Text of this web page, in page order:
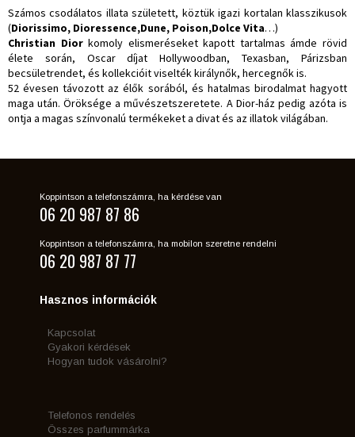
Számos csodálatos illata született, köztük igazi kortalan klasszikusok
(Diorissimo, Dioressence,Dune, Poison,Dolce Vita…)
Christian Diorkomoly elismeréseket kapott tartalmas ámde rövid
élete során, Oscar díjat Hollywoodban, Texasban, Párizsban
becsületrendet, és kollekcióit viselték királynők, hercegnők is.
52 évesen távozott az élők sorából, és hatalmas birodalmat hagyott
maga után. Öröksége a művészetszeretete. A Dior-ház pedig azóta is
ontja a magas színvonalú termékeket a divat és az illatok világában.
Koppintson a telefonszámra, ha kérdése van
06 20 987 87 86
Koppintson a telefonszámra, ha mobilon szeretne rendelni
06 20 987 87 77
Hasznos információk
Kapcsolat
Gyakori kérdések
Hogyan tudok vásárolni?
Telefonos rendelés
Összes parfummárka